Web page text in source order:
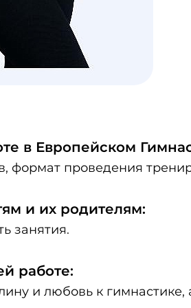
в Европейском
формат проведения
и их родителям:
занятия.
работе:
и любовь к гимнастике,